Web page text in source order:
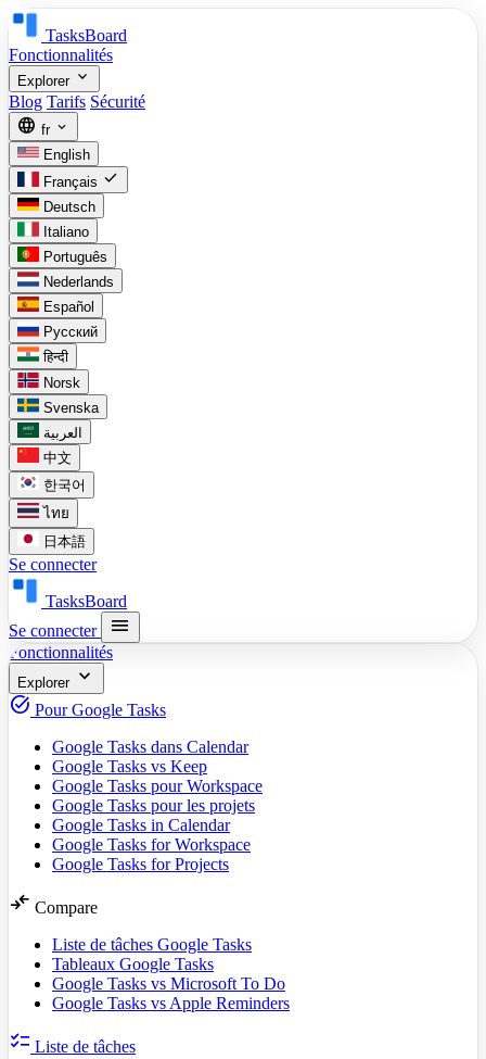
TasksBoard
Fonctionnalités
Explorer expand_more
Blog Tarifs Sécurité
language fr expand_more
English
Français check
Deutsch
Italiano
Português
Nederlands
Español
Русский
हिन्दी
Norsk
Svenska
العربية
中文
한국어
ไทย
日本語
Se connecter
TasksBoard
Se connecter
menu
Fonctionnalités
Explorer expand_more
task_alt Pour Google Tasks
Google Tasks dans Calendar
Google Tasks vs Keep
Google Tasks pour Workspace
Google Tasks pour les projets
Google Tasks in Calendar
Google Tasks for Workspace
Google Tasks for Projects
compare_arrows Compare
Liste de tâches Google Tasks
Tableaux Google Tasks
Google Tasks vs Microsoft To Do
Google Tasks vs Apple Reminders
checklist Liste de tâches